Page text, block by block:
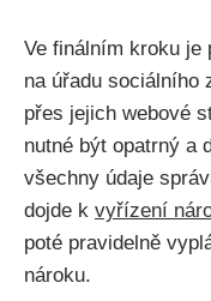
Ve finálním kroku je
na úřadu sociálního
přes jejich webové
nutné být opatrný a
všechny údaje
dojde k vyřízení
poté pravidelně
nároku.